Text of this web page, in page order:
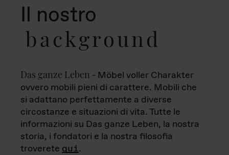
Il nostro
background
Das ganze Leben - Möbel voller Charakter
ovvero mobili pieni di carattere. Mobili che
si adattano perfettamente a diverse
circostanze e situazioni di vita. Tutte le
informazioni su Das ganze Leben, la nostra
storia, i fondatori e la nostra filosofia
troverete qui.